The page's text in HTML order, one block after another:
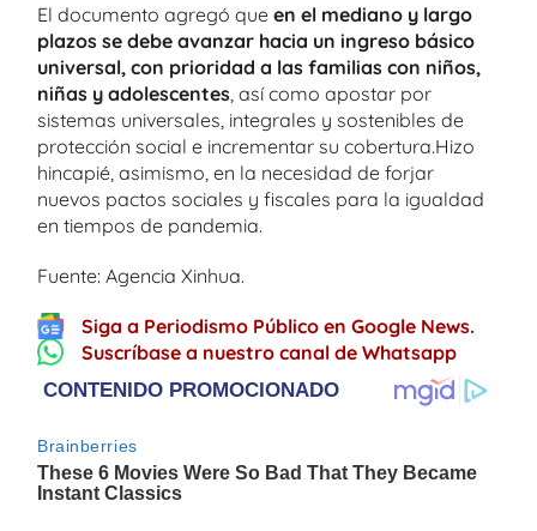
El documento agregó que en el mediano y largo
plazos se debe avanzar hacia un ingreso básico
universal, con prioridad a las familias con niños,
niñas y adolescentes , así como apostar por
sistemas universales, integrales y sostenibles de
protección social e incrementar su cobertura.Hizo
hincapié, asimismo, en la necesidad de forjar
nuevos pactos sociales y fiscales para la igualdad
en tiempos de pandemia.
Fuente: Agencia Xinhua.
Siga a Periodismo Público en Google News.
Suscríbase a nuestro canal de Whatsapp